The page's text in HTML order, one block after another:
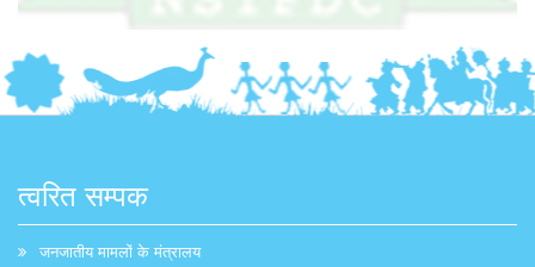
त्वरित सम्पक
जनजातीय मामलों के मंत्रालय